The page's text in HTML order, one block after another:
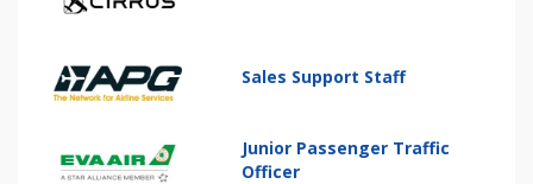
Sales Support Staff
Junior Passenger Traffic
Officer